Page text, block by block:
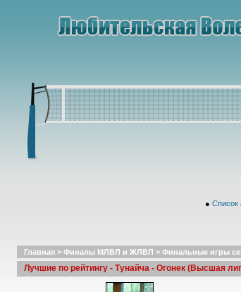
● Список
Главная > Финалы МЛВЛ и ЖЛВЛ > Финальные игры
Лучшие по рейтингу - Тунайча - Огонек (Высшая